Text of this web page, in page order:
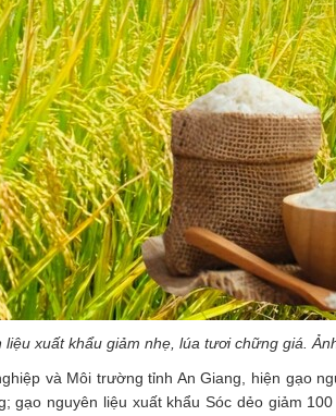
xuất khẩu giảm nhẹ, lúa tươi chững giá.
và Môi trường tỉnh An Giang, hiện gạo
gạo nguyên liệu xuất khẩu Sóc dẻo giảm